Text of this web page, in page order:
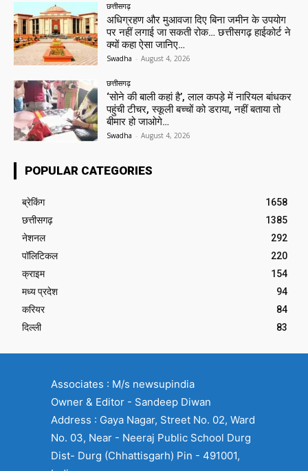
छत्तीसगढ़
अधिग्रहण और मुआवजा दिए बिना जमीन के उपयोग
पर नहीं लगाई जा सकती रोक… छत्तीसगढ़ हाईकोर्ट ने
क्यों कहा ऐसा जानिए…
Swadha - August 4, 2026
छत्तीसगढ़
‘सोने की बाली कहां है’, लाल कपड़े में नारियल बांधकर
पहुंची टीचर, स्कूली बच्चों को डराया, नहीं बताया तो
बीमार हो जाओगे…
Swadha - August 4, 2026
POPULAR CATEGORIES
ब्रेकिंग
1658
छत्तीसगढ़
1385
नेशनल
292
पॉलिटिकल
220
क्राइम
154
मध्य प्रदेश
94
करियर
84
दिल्ली
83
Associates : M/s newsupindia
Owner & Editor - Sandeep Diwan
Address : Gaya Nagar, Street No. 02, Ward
No. 03, Near - Neeraj Public School Durg
Dist- Durg (Chhattisgarh) Pin - 491001,